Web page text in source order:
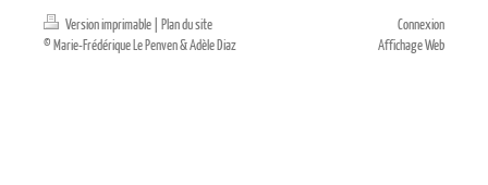
Version imprimable Plan du site
© Marie-Frédérique Le Penven & Adèle Diaz
Connexion
Affichage Web